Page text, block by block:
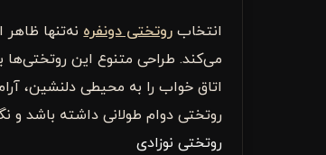
انتخاب روتختی دونفرهنه‌تنها ظاهر
می‌کند. طراحی متنوع این
اتاق خواب را به محیطی دلنشین،
روتختی دوام طولانی داشته باشد و
روتختی نوزادی